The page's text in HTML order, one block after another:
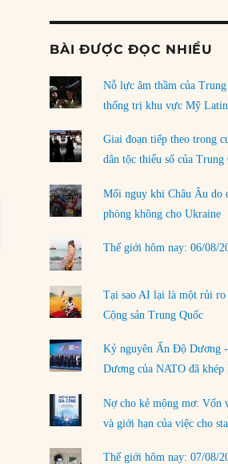
03/08/2026
Đặt cược vào thất bại: Các quỹ đầu
rủi ro
02/08/2026
Làm thế nào để kết thúc Chiến
01/08/2026
Chiến lược kế tiếp của Bắc Kinh ở
31/07/2026
Trật tự thế giới mới: Các nước nhỏ
phải chịu đựng?
30/07/2026
LOAD MORE
BÀI ĐƯỢC ĐỌC NHIỀU
Nỗ lực âm thầm của
thống trị khu vực Mỹ
Giai đoạn tiếp theo trong
dân tộc thiểu số của Trung
Mối nguy khi Châu Âu do
phòng không cho Ukraine
Thế giới hôm nay: 06/08/
Tại sao AI lại là một rủi
Cộng sản Trung Quốc
Kỷ nguyên Ấn Độ Dương
Dương của NATO đã khép
Nợ cho kẻ mộng mơ: Vốn
và giới hạn của việc cho
Thế giới hôm nay: 07/08/